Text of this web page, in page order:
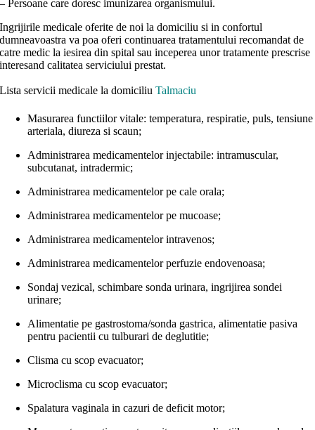
– Persoane care doresc imunizarea organismului.
Ingrijirile medicale oferite de noi la domiciliu si in confortul
dumneavoastra va poa oferi continuarea tratamentului recomandat de
catre medic la iesirea din spital sau inceperea unor tratamente prescrise
interesand calitatea serviciului prestat.
Lista servicii medicale la domiciliuTalmaciu
Masurarea functiilor vitale: temperatura, respiratie, puls, tensiune
arteriala, diureza si scaun;
Administrarea medicamentelor injectabile: intramuscular,
subcutanat, intradermic;
Administrarea medicamentelor pe cale orala;
Administrarea medicamentelor pe mucoase;
Administrarea medicamentelor intravenos;
Administrarea medicamentelor perfuzie endovenoasa;
Sondaj vezical, schimbare sonda urinara, ingrijirea sondei
urinare;
Alimentatie pe gastrostoma/sonda gastrica, alimentatie pasiva
pentru pacientii cu tulburari de deglutitie;
Clisma cu scop evacuator;
Microclisma cu scop evacuator;
Spalatura vaginala in cazuri de deficit motor;